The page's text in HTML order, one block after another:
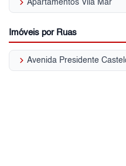
Apartamentos Vila Mar
Imóveis por Ruas
keyboard_arrow_right Avenida Presidente